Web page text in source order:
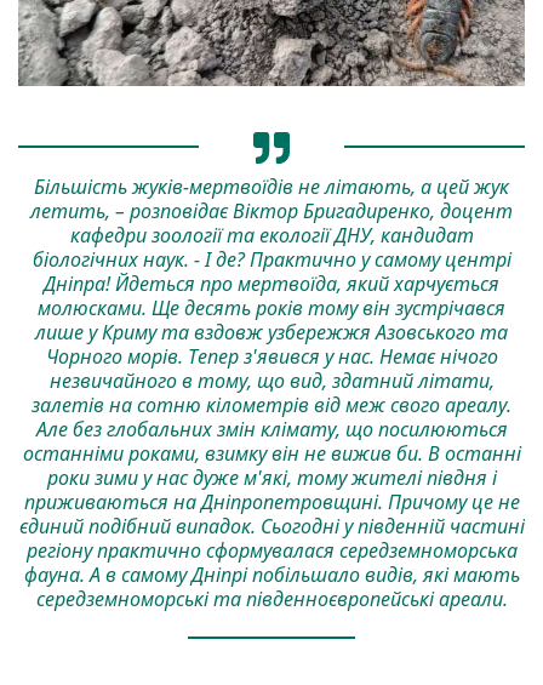
Більшість жуків-мертвоїдів не літають, а цей жук
летить, – розповідає Віктор Бригадиренко, доцент
кафедри зоології та екології ДНУ, кандидат
біологічних наук. - І де? Практично у самому центрі
Дніпра! Йдеться про мертвоїда, який харчується
молюсками. Ще десять років тому він зустрічався
лише у Криму та вздовж узбережжя Азовського та
Чорного морів. Тепер з'явився у нас. Немає нічого
незвичайного в тому, що вид, здатний літати,
залетів на сотню кілометрів від меж свого ареалу.
Але без глобальних змін клімату, що посилюються
останніми роками, взимку він не вижив би. В останні
роки зими у нас дуже м'які, тому жителі півдня і
приживаються на Дніпропетровщині. Причому це не
єдиний подібний випадок. Сьогодні у південній частині
регіону практично сформувалася середземноморська
фауна. А в самому Дніпрі побільшало видів, які мають
середземноморські та південноєвропейські ареали.